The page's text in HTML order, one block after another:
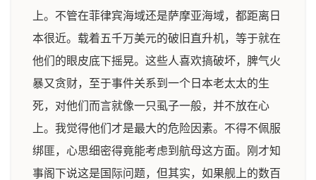
上。不管在菲律宾海域还是萨摩亚海域，都距离日
本很近。载着五千万美元的破旧直升机，等于就在
他们的眼皮底下摇晃。这些人喜欢搞破坏，脾气火
暴又贪财，至于事件关系到一个日本老太太的生
死，对他们而言就像一只虱子一般，并不放在心
上。我觉得他们才是最大的危险因素。不得不佩服
绑匪，心思细密得竟能考虑到航母这方面。刚才知
事阁下说这是国际问题，但其实，如果舰上的数百